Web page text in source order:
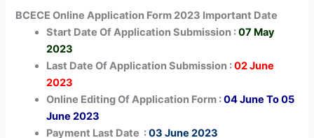
BCECE Online Application Form 2023 Important Date
Start Date Of Application Submission :07 May
2023
Last Date Of Application Submission :02 June
2023
Online Editing Of Application Form :04 June To 05
June 2023
Payment Last Date :03 June 2023